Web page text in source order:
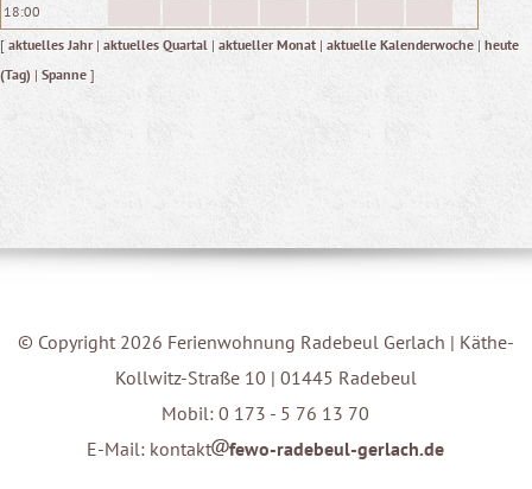
18:00
[ aktuelles Jahr| aktuelles Quartal | aktueller Monat | aktuelle Kalenderwoche| heute
(Tag) | Spanne ]
© Copyright 2026 Ferienwohnung Radebeul Gerlach | Käthe-
Kollwitz-Straße 10 | 01445 Radebeul
Mobil: 0 173 - 5 76 13 70
E-Mail: kontakt
fewo-radebeul-gerlach.de